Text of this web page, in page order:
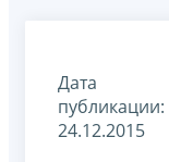
Дата
публикации:
24.12.2015